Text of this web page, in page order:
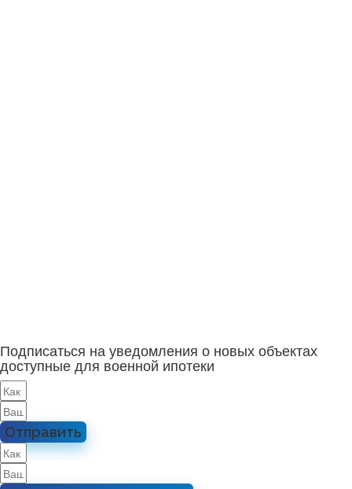
Подписаться на уведомления о новых объектах
доступные для военной ипотеки
Отправить